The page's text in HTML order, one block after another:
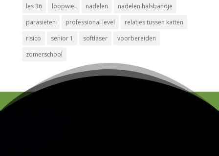
les 36
loopwiel nadelen
nadelen halsbandje
parasieten
professional level
relaties tussen katten
risico
senior 1 softlaser
voorbereiden
zomerschool